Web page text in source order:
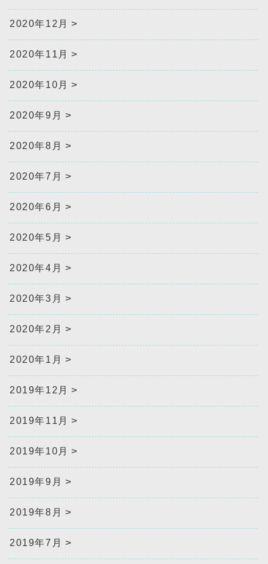
2020年12月
2020年11月
2020年10月
2020年9月
2020年8月
2020年7月
2020年6月
2020年5月
2020年4月
2020年3月
2020年2月
2020年1月
2019年12月
2019年11月
2019年10月
2019年9月
2019年8月
2019年7月